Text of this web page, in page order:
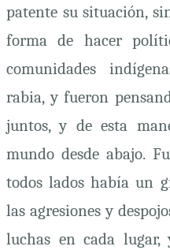
patente su situación,
forma de hacer
comunidades
rabia, y fueron
juntos, y de esta
mundo desde abajo.
todos lados había un
las agresiones y
luchas en cada lugar,